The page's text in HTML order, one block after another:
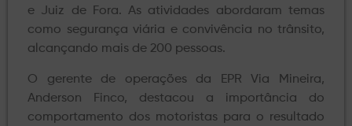
e Juiz de Fora. As atividades abordaram temas
como segurança viária e convivência no trânsito,
alcançando mais de 200 pessoas.
O gerente de operações da EPR Via Mineira,
Anderson Finco, destacou a importância do
comportamento dos motoristas para o resultado